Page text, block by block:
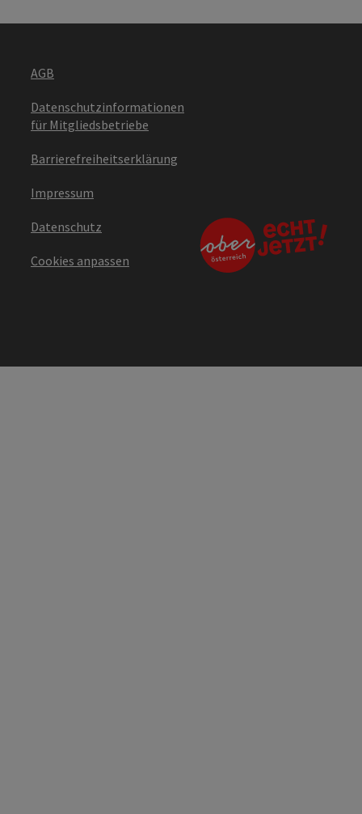
AGB
Datenschutzinformationen
für Mitgliedsbetriebe
Barrierefreiheitserklärung
Impressum
Datenschutz
Cookies anpassen